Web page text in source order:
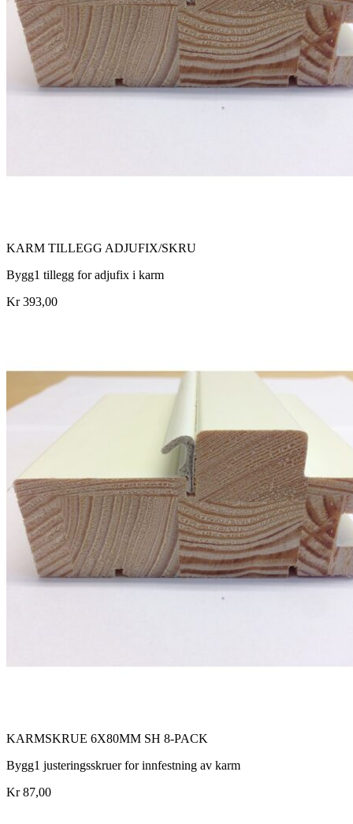
KARM TILLEGG ADJUFIX/SKRU
Bygg1 tillegg for adjufix i karm
Kr 393,00
KARMSKRUE 6X80MM SH 8-PACK
Bygg1 justeringsskruer for innfestning av karm
Kr 87,00